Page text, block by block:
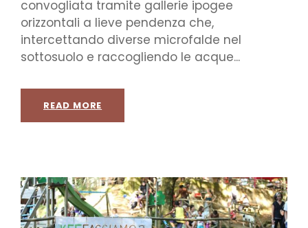
convogliata tramite gallerie ipogee
orizzontali a lieve pendenza che,
intercettando diverse microfalde nel
sottosuolo e raccogliendo le acque...
READ MORE